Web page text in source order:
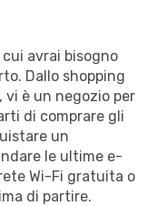
avrai bisogno
Dallo shopping
è un negozio per
di comprare gli
un
le ultime e-
Wi-Fi gratuita o
di partire.